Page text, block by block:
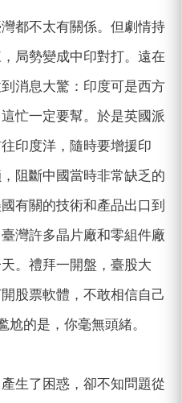
都不太有關係。但劇情持
局勢變成中印對打。遠在
消息大驚：印度可是西方
忙一定要幫。於是英國派
印度洋，隨時要增援印
阻斷中國當時非常缺乏的
有關的技術和產品出口到
灣許多晶片廠和零組件廠
。禮拜一開盤，臺股大
股票軟體，不敢相信自己
的是，你毫無頭緒。
生了困惑，卻不知問題從